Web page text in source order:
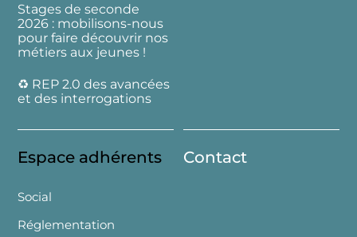
Stages de seconde
2026 : mobilisons-nous
pour faire découvrir nos
métiers aux jeunes !
♻️ REP 2.0 des avancées
et des interrogations
Espace adhérents
Social
Réglementation
Contact